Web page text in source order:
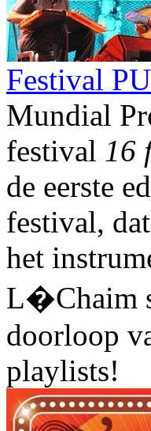
Festival
Mundial
festival 16
de eerste
festival,
het
L�Chaim
doorloop
playlists!